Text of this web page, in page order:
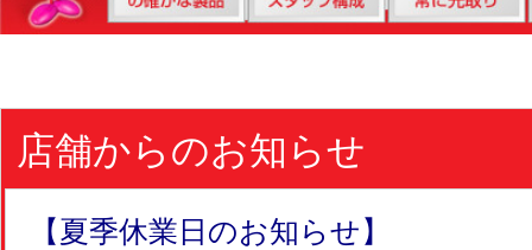
店舗からのお知らせ
【夏季休業日のお知らせ】